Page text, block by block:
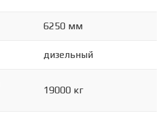
6250 мм
дизельный
19000 кг